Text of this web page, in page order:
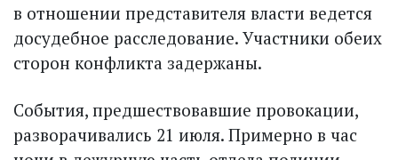
в отношении представителя власти ведется
досудебное расследование. Участники обеих
сторон конфликта задержаны.
События, предшествовавшие провокации,
разворачивались 21 июля. Примерно в час